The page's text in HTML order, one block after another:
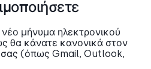
μήνυμα ηλεκτρονικού
θα κάνατε κανονικά στον
(όπως Gmail, Outlook,